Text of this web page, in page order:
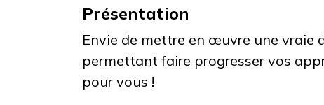
Présentation
Envie de mettre en œuvre une vraie
permettant faire progresser vos
pour vous !